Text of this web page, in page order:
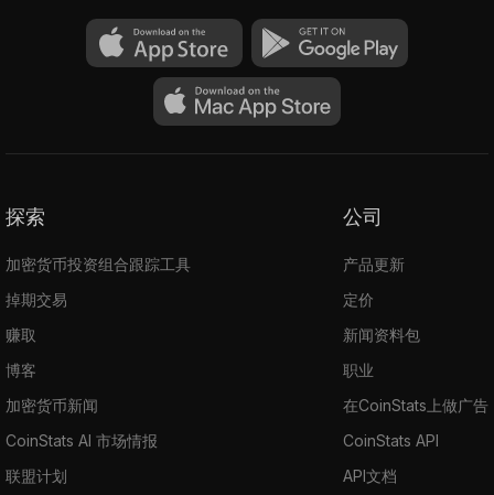
探索
加密货币投资组合跟踪工具
掉期交易
赚取
博客
加密货币新闻
CoinStats AI 市场情报
联盟计划
公司
产品更新
定价
新闻资料包
职业
在CoinStats上做广告
CoinStats API
API文档